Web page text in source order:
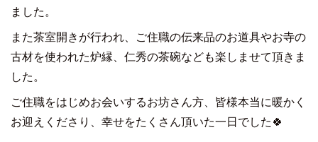
ました。
また茶室開きが行われ、ご住職の伝来品のお道具やお寺の
古材を使われた炉縁、仁秀の茶碗なども楽しませて頂きま
した。
ご住職をはじめお会いするお坊さん方、皆様本当に暖かく
お迎えくださり、幸せをたくさん頂いた一日でした🍀